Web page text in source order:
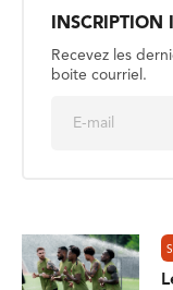
INSCRIPTION
Recevez les
boite courriel.